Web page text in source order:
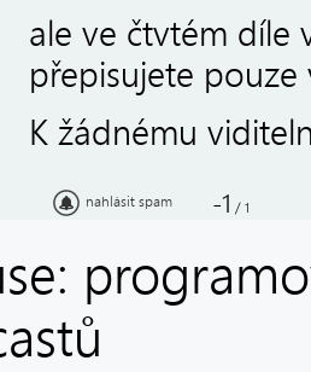
ale ve čtvtém díle
přepisujete
K žádnému
nahlásit spam -1 / 1